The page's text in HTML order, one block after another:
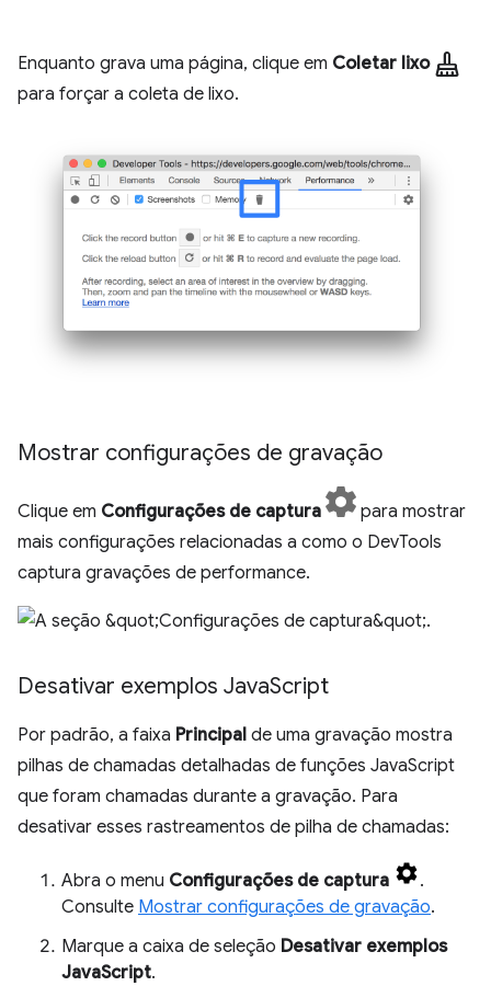
Enquanto grava uma página, clique em Coletar lixo mop
para forçar a coleta de lixo.
Mostrar configurações de gravação
Clique em Configurações de captura
para mostrar
mais configurações relacionadas a como o DevTools
captura gravações de performance.
Desativar exemplos JavaScript
Por padrão, a faixa Principal de uma gravação mostra
pilhas de chamadas detalhadas de funções JavaScript
que foram chamadas durante a gravação. Para
desativar esses rastreamentos de pilha de chamadas:
Abra o menu Configurações de captura
.
Consulte Mostrar configurações de gravação.
Marque a caixa de seleção Desativar exemplos
JavaScript.